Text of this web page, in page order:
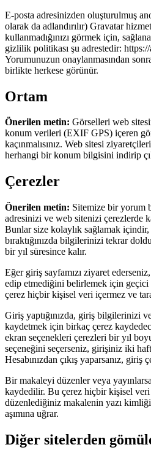
E-posta adresinizden oluşturulmuş
olarak da adlandırılır) Gravatar
kullanmadığınızı görmek için,
gizlilik politikası şu adrestedir:
Yorumunuzun onaylanmasından
birlikte herkese görünür.
Ortam
Önerilen metin: Görselleri web
konum verileri (EXIF GPS) içeren
kaçınmalısınız. Web sitesi
herhangi bir konum bilgisini indirip
Çerezler
Önerilen metin: Sitemize bir yorum
adresinizi ve web sitenizi çerezlerde
Bunlar size kolaylık sağlamak
bıraktığınızda bilgilerinizi tekrar
bir yıl süresince kalır.
Eğer giriş sayfamızı ziyaret
edip etmediğini belirlemek için geçici
çerez hiçbir kişisel veri içermez ve
Giriş yaptığınızda, giriş bilgilerinizi
kaydetmek için birkaç çerez
ekran seçenekleri çerezleri bir yıl
seçeneğini seçerseniz, girişiniz iki
Hesabınızdan çıkış yaparsanız, giriş
Bir makaleyi düzenler veya
kaydedilir. Bu çerez hiçbir kişisel veri
düzenlediğiniz makalenin yazı
aşımına uğrar.
Diğer sitelerden